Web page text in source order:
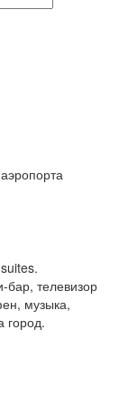
телевизор
музыка,
город.